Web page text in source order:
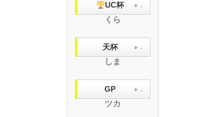
UC杯 .
くら
天杯 .
しま
GP .
ツカ